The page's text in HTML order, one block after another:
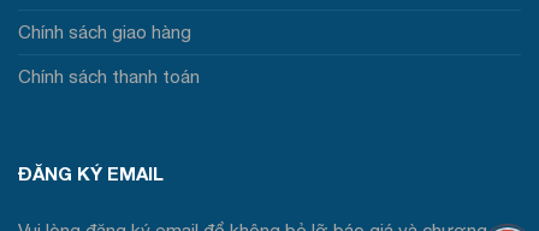
Chính sách giao hàng
Chính sách thanh toán
ĐĂNG KÝ EMAIL